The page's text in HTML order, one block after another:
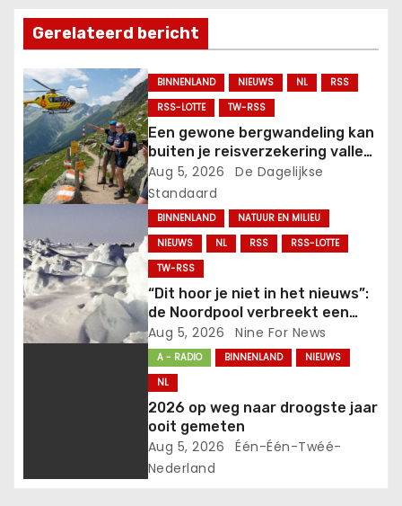
n
a
v
i
g
a
t
i
e
Gerelateerd bericht
BINNENLAND NIEUWS NL
RSS
RSS-LOTTE
TW-RSS
Een gewone bergwandeling kan
buiten je reisverzekering vallen:
controleer dit vóór vertrek.
Aug 5, 2026
De Dagelijkse
Standaard
BINNENLAND
NATUUR EN MILIEU
NIEUWS
NL RSS
RSS-LOTTE
TW-RSS
“Dit hoor je niet in het nieuws”:
de Noordpool verbreekt een
kouderecord – waarom blijft het
stil?.
Aug 5, 2026 Nine For News
A - RADIO BINNENLAND
NIEUWS
NL
2026 op weg naar droogste jaar
ooit gemeten
Aug 5, 2026
Één-Één-Twéé-
Nederland